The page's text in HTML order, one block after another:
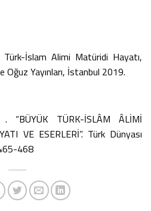
İslam Alimi Matüridi Hayatı,
Oğuz Yayınları, İstanbul 2019.
TÜRK-İSLÂM ÂLİMİ
VE ESERLERİ”. Türk Dünyası
468